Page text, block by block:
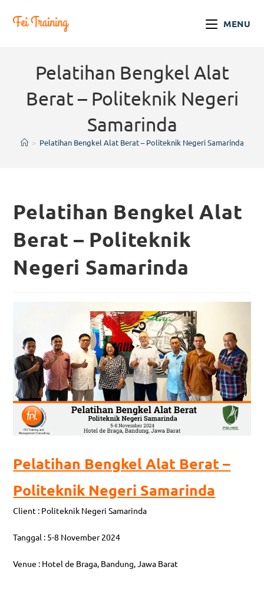
MENU
Pelatihan Bengkel Alat
Berat – Politeknik Negeri
Samarinda
> Pelatihan Bengkel Alat Berat – Politeknik Negeri Samarinda
Pelatihan Bengkel Alat
Berat – Politeknik
Negeri Samarinda
Pelatihan Bengkel Alat Berat –
Politeknik Negeri Samarinda
Client : Politeknik Negeri Samarinda
Tanggal : 5-8 November 2024
Venue : Hotel de Braga, Bandung, Jawa Barat